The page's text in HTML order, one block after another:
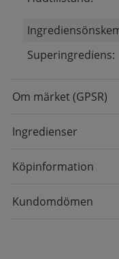
Superingrediens:
Om märket (GPSR)
Ingredienser
Köpinformation
Kundomdömen